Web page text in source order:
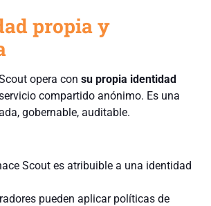
propia y
opera con su propia identidad
compartido anónimo. Es una
gobernable, auditable.
Scout es atribuible a una identidad
pueden aplicar políticas de